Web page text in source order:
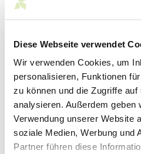
Diese Webseite verwendet
Wir verwenden Cookies, um
personalisieren, Funktionen
zu können und die Zugriffe
analysieren. Außerdem geben
Verwendung unserer Website
soziale Medien, Werbung und
Partner führen diese